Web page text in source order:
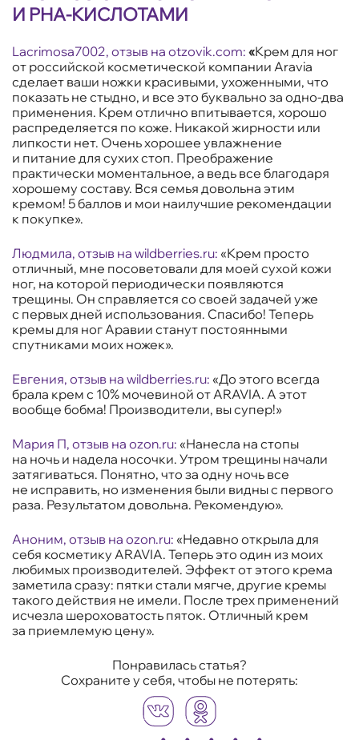
И PHA-КИСЛОТАМИ
Lacrimosa7002, отзыв на otzovik.com: «Крем для ног
от российской косметической компании Aravia
сделает ваши ножки красивыми, ухоженными, что
показать не стыдно, и все это буквально за одно-два
применения. Крем отлично впитывается, хорошо
распределяется по коже. Никакой жирности или
липкости нет. Очень хорошее увлажнение
и питание для сухих стоп. Преображение
практически моментальное, а ведь все благодаря
хорошему составу. Вся семья довольна этим
кремом! 5 баллов и мои наилучшие рекомендации
к покупке».
Людмила, отзыв на wildberries.ru: «Крем просто
отличный, мне посоветовали для моей сухой кожи
ног, на которой периодически появляются
трещины. Он справляется со своей задачей уже
с первых дней использования. Спасибо! Теперь
кремы для ног Аравии станут постоянными
спутниками моих ножек».
Евгения, отзыв на wildberries.ru: «До этого всегда
брала крем с 10% мочевиной от ARAVIA. А этот
вообще бобма! Производители, вы супер!»
Мария П, отзыв на ozon.ru: «Нанесла на стопы
на ночь и надела носочки. Утром трещины начали
затягиваться. Понятно, что за одну ночь все
не исправить, но изменения были видны с первого
раза. Результатом довольна. Рекомендую».
Аноним, отзыв на ozon.ru: «Недавно открыла для
себя косметику ARAVIA. Теперь это один из моих
любимых производителей. Эффект от этого крема
заметила сразу: пятки стали мягче, другие кремы
такого действия не имели. После трех применений
исчезла шероховатость пяток. Отличный крем
за приемлемую цену».
Понравилась статья?
Сохраните у себя, чтобы не потерять: